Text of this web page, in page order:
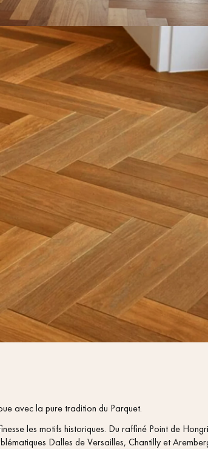
avec la pure tradition du Parquet.
les motifs historiques. Du raffiné Point de
Dalles de Versailles, Chantilly et